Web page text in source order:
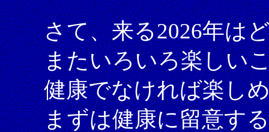
さて、来る2026年は
またいろいろ楽しい
健康でなければ楽し
まずは健康に留意す